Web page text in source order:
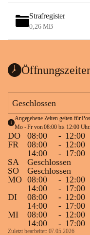
Strafregister
0,26 MB
Geschlossen
Angegebene Zeiten gelten für
Mo - Fr von 08:00 bis 12:00 Uhr.
DO 08:00 - 12:00
FR
08:00 - 12:00
14:00
- 17:00
SA
Geschlossen
SO
Geschlossen
MO 08:00 - 12:00
14:00
- 17:00
DI
08:00 - 12:00
14:00
- 17:00
MI
08:00 - 12:00
14:00
- 17:00
Zuletzt bearbeitet: 07.05.2026